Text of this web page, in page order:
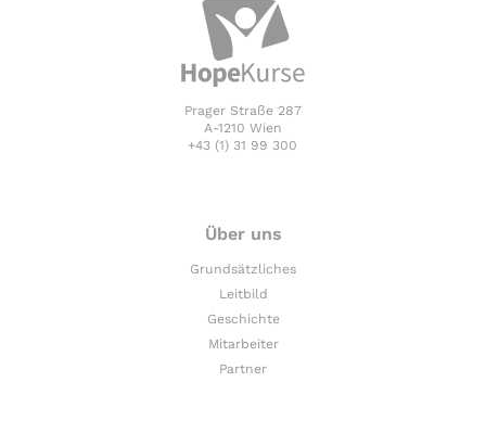
Prager Straße 287
A-1210 Wien
+43 (1) 31 99 300
Über uns
Grundsätzliches
Leitbild
Geschichte
Mitarbeiter
Partner